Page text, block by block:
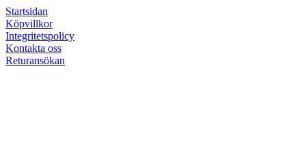
Startsidan
Köpvillkor
Integritetspolicy
Kontakta oss
Returansökan